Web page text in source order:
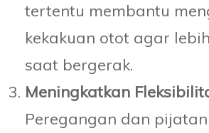
tertentu membantu
kekakuan otot agar
saat bergerak.
Meningkatkan
Peregangan dan